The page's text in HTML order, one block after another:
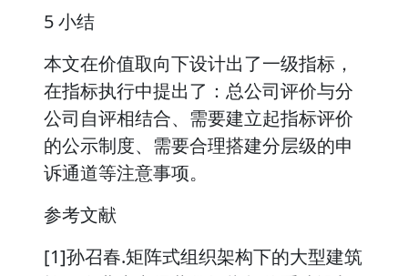
5 小结
本文在价值取向下设计出了一级指标，
在指标执行中提出了：总公司评价与分
公司自评相结合、需要建立起指标评价
的公示制度、需要合理搭建分层级的申
诉通道等注意事项。
参考文献
[1]孙召春.矩阵式组织架构下的大型建筑